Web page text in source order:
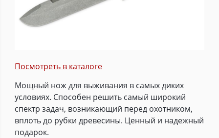
Посмотреть в каталоге
Мощный нож для выживания в самых диких
условиях. Способен решить самый широкий
спектр задач, возникающий перед охотником,
вплоть до рубки древесины. Ценный и надежный
подарок.